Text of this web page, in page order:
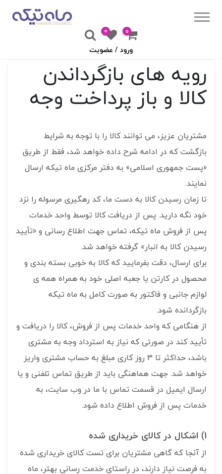
۰
0
ورود / عضویت
رویه های بازگرداندن
کالا و باز پرداخت وجه
مشتریان عزیز، می توانند کالا را با توجه به شرایط
بازگشت که در ادامه شرح داده خواهد شد، فقط از طریق
«پست جمهوری اسلامی» به دفتر مرکزی ماه تیکه ارسال
نمایند.
تا زمان رسیدن کالا به دست ما، کد رهگیری مرسوله را نزد
خود نگه دارید. پس از دریافت کالا توسط واحد خدمات
پس از فروش ماه تیکه، تماس جهت اطلاع رسانی و «تأیید
رسیدن کالا به انبار» گرفته خواهد شد.
برای ارسال، دقت بفرمایید که کالا به ‏خوبی بسته بندی و
محصول در کارتن یا جعبه اصلی خود به همراههمه ی
لوازم جانبی و فاکتور به صورت کامل به ماه تیکه
بازگردانده شود.
از هنگامی که واحد خدمات پس از فروش، کالا را دریافت و
تأیید کند در صورتی که نیاز به استرداد وجه به مشتری
باشد، حداکثر تا 3 روز کاری مبلغ به حساب مشتری واریز
خواهد شد. جهت هماهنگی باید از طریق تماس تلفنی و یا
ارسال ایمیل در قسمت تماس با ما در وب سایت، به
خدمات پس از فروش اطلاع داده شود.
1) اشکال در کالای خریداری شده
از آنجا که گاهی مشتریان برای تست کالای خریداری شده
به فرصت نیاز دارند، در راستای خدمت رسانی بهتر، ماه